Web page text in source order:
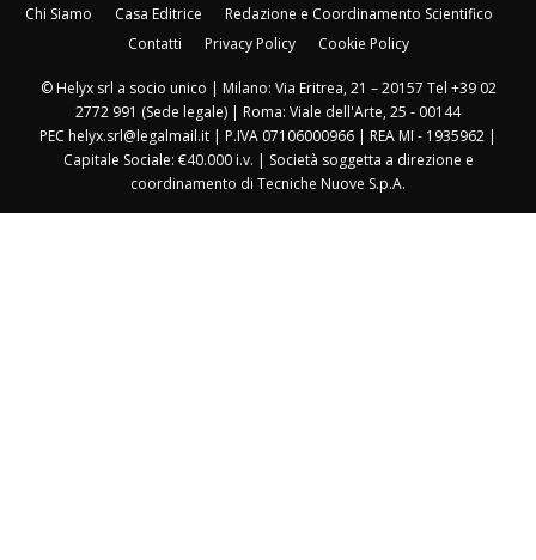
Chi Siamo Casa Editrice
Redazione e Coordinamento Scientifico
Contatti
Privacy Policy Cookie Policy
© Helyx srl a socio unico | Milano: Via Eritrea, 21 – 20157 Tel +39 02
2772 991 (Sede legale) | Roma: Viale dell'Arte, 25 - 00144
PEC helyx.srl@legalmail.it | P.IVA 07106000966 | REA MI - 1935962 |
Capitale Sociale: €40.000 i.v. | Società soggetta a direzione e
coordinamento di Tecniche Nuove S.p.A.